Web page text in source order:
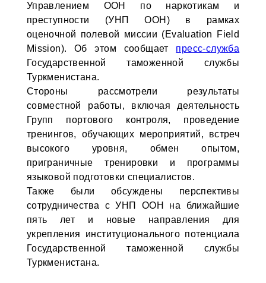
Управлением ООН по наркотикам и
преступности (УНП ООН) в рамках
оценочной полевой миссии (Evaluation Field
Mission). Об этом сообщает пресс-служба
Государственной таможенной службы
Туркменистана.
Стороны рассмотрели результаты
совместной работы, включая деятельность
Групп портового контроля, проведение
тренингов, обучающих мероприятий, встреч
высокого уровня, обмен опытом,
приграничные тренировки и программы
языковой подготовки специалистов.
Также были обсуждены перспективы
сотрудничества с УНП ООН на ближайшие
пять лет и новые направления для
укрепления институционального потенциала
Государственной таможенной службы
Туркменистана.